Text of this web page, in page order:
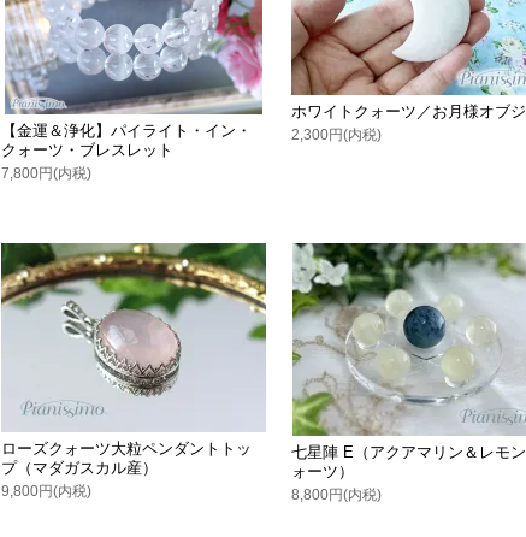
【金運＆浄化】パイライト・イン・
クォーツ・ブレスレット
7,800円(内税)
ホワイトクォーツ／お月様オブ
2,300円(内税)
ローズクォーツ大粒ペンダントトッ
プ（マダガスカル産）
9,800円(内税)
七星陣 E（アクアマリン＆レモ
ォーツ）
8,800円(内税)